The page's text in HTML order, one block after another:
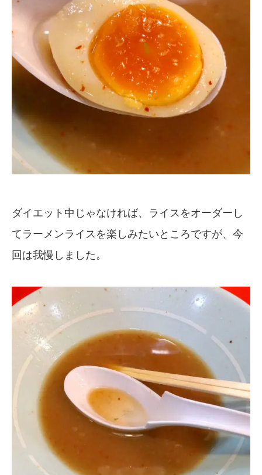
ダイエット中じゃなければ、ライスをオーダーし
てラーメンライスを楽しみたいところですが、今
回は我慢しました。